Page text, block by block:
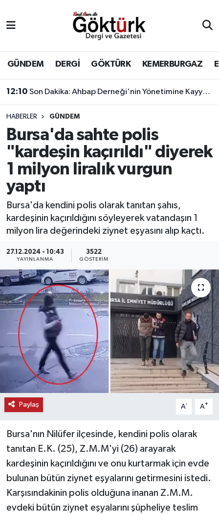
GÜNDEM DERGİ GÖKTÜRK KEMERBURGAZ
12:10 Son Dakika: Ahbap Derneği'nin Yönetimine Kayyum Atandı
HABERLER GÜNDEM
Bursa'da sahte polis
"kardeşin kaçırıldı" diyerek
1 milyon liralık vurgun
yaptı
Bursa'da kendini polis olarak tanıtan şahıs,
kardeşinin kaçırıldığını söyleyerek vatandaşın 1
milyon lira değerindeki ziynet eşyasını alıp kaçtı.
27.12.2024 - 10:43
YAYINLANMA
3522
GÖSTERIM
Paylaş A- A+
Bursa'nın Nilüfer ilçesinde, kendini polis olarak
tanıtan E.K. (25), Z.M.M'yi (26) arayarak
kardeşinin kaçırıldığını ve onu kurtarmak için evde
bulunan bütün ziynet eşyalarını getirmesini istedi.
Karşısındakinin polis olduğuna inanan Z.M.M.
evdeki bütün ziynet eşyalarını şüpheliye teslim
BİLİM
DERGİ
DÜNYA
EĞİTİM
EKONOMİ
GÖKTÜRK
KEMERBURGAZ
KÜLTÜR - SANAT
MAGAZİN
ÖZEL HABER
SAĞLIK
SPOR
TEKNOLOJİ
TİCARET
YAŞAM
Eyüpsultan Hava Durumu
Eyüpsultan Trafik Yoğunluk Haritası
Süper Lig Puan Durumu ve Fikstür
Tüm Manşetler
Son Dakika Haberleri
Haber Arşivi